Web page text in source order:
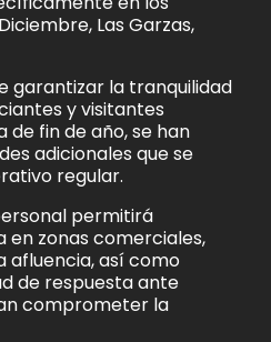
Las Garzas,
garantizar la tranquilidad
y visitantes
fin de año, se han
adicionales que se
regular.
permitirá
en zonas comerciales,
afluencia, así como
de respuesta ante
comprometer la